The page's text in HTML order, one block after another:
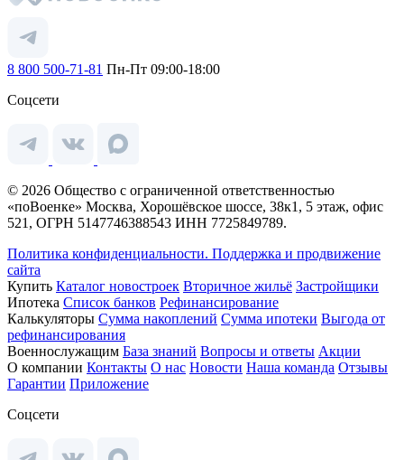
8 800 500-71-81 Пн-Пт 09:00-18:00
Соцсети
© 2026 Общество с ограниченной ответственностью
«поВоенке» Москва, Хорошёвское шоссе, 38к1, 5 этаж, офис
521, ОГРН 5147746388543 ИНН 7725849789.
Политика конфиденциальности. Поддержка и продвижение
сайта
Купить Каталог новостроек Вторичное жильё Застройщики
Ипотека Список банков Рефинансирование
Калькуляторы Сумма накоплений Сумма ипотеки Выгода от
рефинансирования
Военнослужащим База знаний Вопросы и ответы Акции
О компании Контакты О нас Новости Наша команда Отзывы
Гарантии Приложение
Соцсети